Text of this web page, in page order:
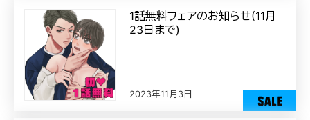
1話無料フェアのお知らせ(11月
23日まで)
2023年11月3日